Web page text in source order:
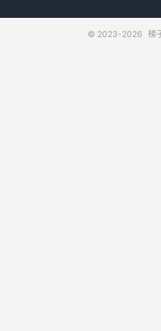
© 2023-2026 梯